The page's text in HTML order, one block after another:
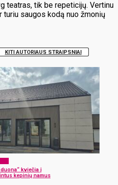
teatras, tik be repeticijų. Vertinu
saugos kodą nuo žmonių
KITI AUTORIAUS STRAIPSNIAI
duona“ kviečia į
kepinių namus